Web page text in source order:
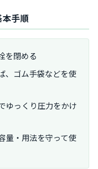
手順
を閉める
、ゴム手袋などを使
ゆっくり圧力をかけ
量・用法を守って使